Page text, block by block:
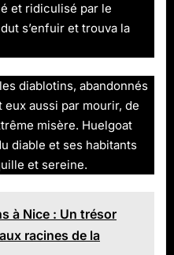
et ridiculisé par le
s’enfuir et trouva la
diablotins, abandonnés
aussi par mourir, de
misère. Huelgoat
diable et ses habitants
et sereine.
à Nice : Un trésor
racines de la